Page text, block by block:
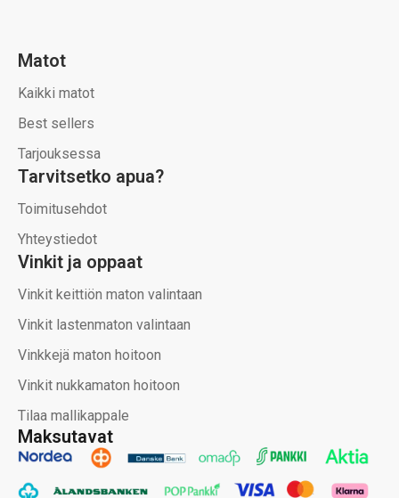
Maksutavat
Matot
Kaikki matot
Best sellers
Tarjouksessa
Tarvitsetko apua?
Toimitusehdot
Yhteystiedot
Vinkit ja oppaat
Vinkit keittiön maton valintaan
Vinkit lastenmaton valintaan
Vinkkejä maton hoitoon
Vinkit nukkamaton hoitoon
Tilaa mallikappale